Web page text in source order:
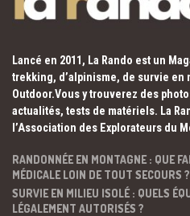
Lancé en 2011, La Rando est un
trekking, d’alpinisme, de survie en
Outdoor.Vous y trouverez des
actualités, tests de matériels. La
l’Association des Explorateurs du
RANDONNÉE EN MONTAGNE : QUE
MÉDICALE LOIN DE TOUT SECOURS ?
SURVIE EN MILIEU ISOLÉ : QUELS
LÉGALEMENT AUTORISÉS ?